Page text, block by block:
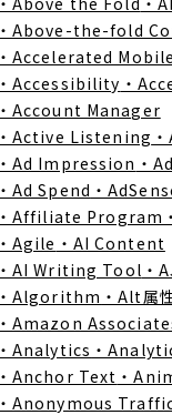
・Above-the-fold
・Accelerated
・Accessibility ・
・Account Manager
・Active Listening
・Ad Impression ・
・Ad Spend ・
・Affiliate Program
・Agile ・AI Content
・AI Writing Tool ・
・Algorithm ・Alt属
・Amazon
・Analytics ・
・Anchor Text ・
・Anonymous